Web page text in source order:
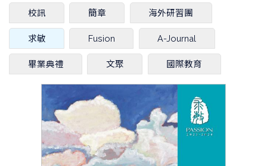
要
索
引
標
校訊 簡章 海外研習團
求敏
用
中
頁
籤)
Fusion A-Journal
畢業典禮 文聚 國際教育